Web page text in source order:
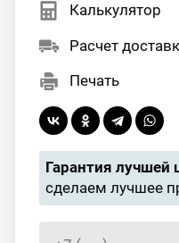
Калькулятор
Расчет
Печать
Гарантия лучшей
сделаем лучшее